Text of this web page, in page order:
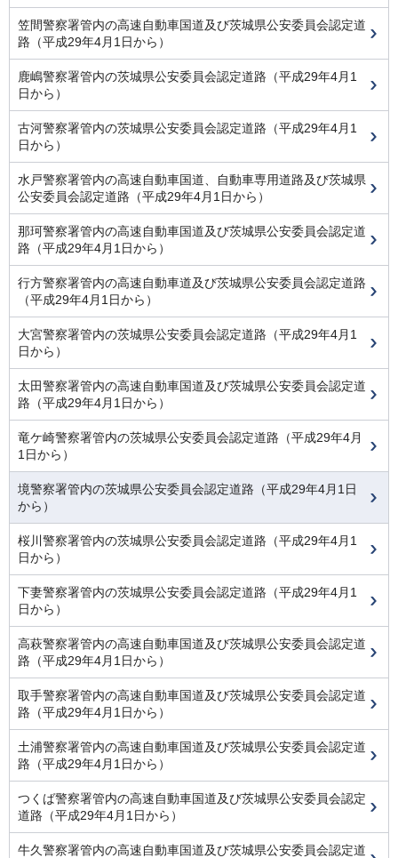
笠間警察署管内の高速自動車国道及び茨城県公安委員会認定道
路（平成29年4月1日から）
鹿嶋警察署管内の茨城県公安委員会認定道路（平成29年4月1
日から）
古河警察署管内の茨城県公安委員会認定道路（平成29年4月1
日から）
水戸警察署管内の高速自動車国道、自動車専用道路及び茨城県
公安委員会認定道路（平成29年4月1日から）
那珂警察署管内の高速自動車国道及び茨城県公安委員会認定道
路（平成29年4月1日から）
行方警察署管内の高速自動車道及び茨城県公安委員会認定道路
（平成29年4月1日から）
大宮警察署管内の茨城県公安委員会認定道路（平成29年4月1
日から）
太田警察署管内の高速自動車国道及び茨城県公安委員会認定道
路（平成29年4月1日から）
竜ケ崎警察署管内の茨城県公安委員会認定道路（平成29年4月
1日から）
境警察署管内の茨城県公安委員会認定道路（平成29年4月1日
から）
桜川警察署管内の茨城県公安委員会認定道路（平成29年4月1
日から）
下妻警察署管内の茨城県公安委員会認定道路（平成29年4月1
日から）
高萩警察署管内の高速自動車国道及び茨城県公安委員会認定道
路（平成29年4月1日から）
取手警察署管内の高速自動車国道及び茨城県公安委員会認定道
路（平成29年4月1日から）
土浦警察署管内の高速自動車国道及び茨城県公安委員会認定道
路（平成29年4月1日から）
つくば警察署管内の高速自動車国道及び茨城県公安委員会認定
道路（平成29年4月1日から）
牛久警察署管内の高速自動車国道及び茨城県公安委員会認定道